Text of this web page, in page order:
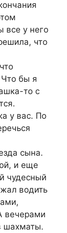
все у него
что
бы я
то с
у вас. По
сына.
и еще
чудесный
водить
вечерами
шахматы.